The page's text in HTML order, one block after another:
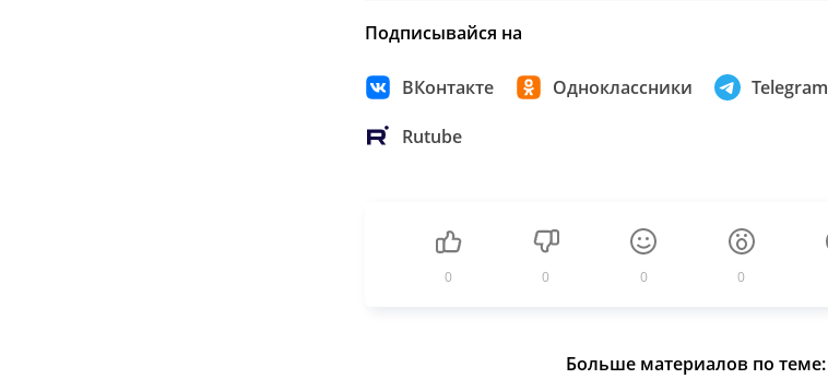
Подписывайся на
ВКонтакте Одноклассники Telegram
Rutube
0 0 0 0
Больше материалов по теме: